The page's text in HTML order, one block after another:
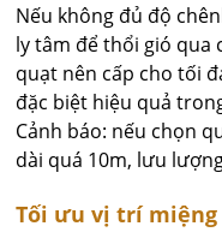
Nếu không đủ độ
ly tâm để thổi gió qua
quạt nên cấp cho tối
đặc biệt hiệu quả
Cảnh báo: nếu chọn
dài quá 10m, lưu
Tối ưu vị trí